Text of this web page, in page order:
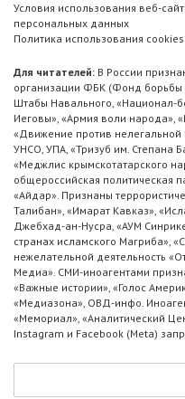
Условия использования веб-
персональных данных
Политика использования cookies
Для читателей: В России
организации ФБК (Фонд борьбы
Штабы Навального, «Национал-
Иеговы», «Армия воли народа»,
«Движение против нелегальной
УНСО, УПА, «Тризуб им. Степана
«Меджлис крымскотатарского
общероссийская политическая
«Айдар». Признаны
Талибан», «Имарат Кавказ»,
Джебхад-ан-Нусра, «АУМ
странах исламского Магриба»,
нежелательной деятельность
Медиа». СМИ-иноагентами
«Важные истории», «Голос
«Медиазона», ОВД-инфо.
«Мемориал», «Аналитический
Instagram и Facebook (Metа)